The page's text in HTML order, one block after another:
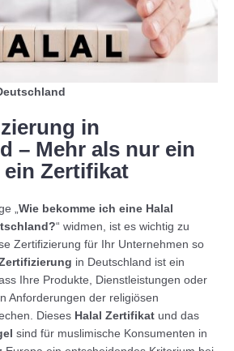
in
– Mehr als nur ein
ein Zertifikat
„Wie bekomme ich eine Halal
“ widmen, ist es wichtig zu
Zertifizierung für Ihr Unternehmen so
in Deutschland ist ein
Ihre Produkte, Dienstleistungen oder
Anforderungen der religiösen
Dieses Halal Zertifikat und das
sind für muslimische Konsumenten in